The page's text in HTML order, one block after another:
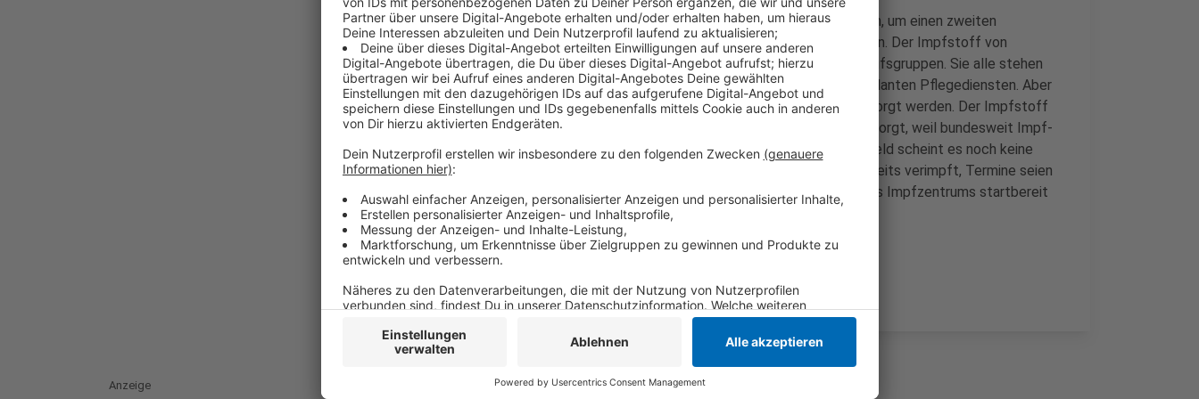
Gestern Nachmittag waren 20 weitere Container geliefert worden, um einen zweiten
abgetrennten Bereich für die Astrazeneca-Impfungen einzurichten. Der Impfstoff von
AstraZeneca geht nicht an Senioren - sondern an bestimmte Berufsgruppen. Sie alle stehen
auf einer Prioritätsliste - und dazu gehöre das Personal von ambulanten Pflegediensten. Aber
auch Alltagsbetreuer für Senioren sollen mit dem Impfstoff versorgt werden. Der Impfstoff
von AstraZeneca hatte in den letzten Tagen für Schlagzeilen gesorgt, weil bundesweit Impf-
Termine abgesagt oder gar nicht wahrgenommen wurden. In Krefeld scheint es noch keine
großen Probleme zu geben - hier wurden AstraZeneca-Dosen bereits verimpft, Termine seien
bisher eingehalten worden. Schon morgen soll die Erweiterung des Impfzentrums startbereit
sein, meldet die Stadt Krefeld.
Anzeige
Anzeige